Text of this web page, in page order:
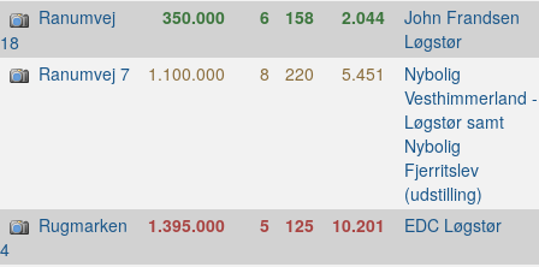
Ranumvej
18
350.000 6 158 2.044 John Frandsen
Løgstør
Ranumvej 7
1.100.000 8 220 5.451 Nybolig
Vesthimmerland -
Løgstør samt
Nybolig
Fjerritslev
(udstilling)
Rugmarken
4
1.395.000 5 125 10.201 EDC Løgstør